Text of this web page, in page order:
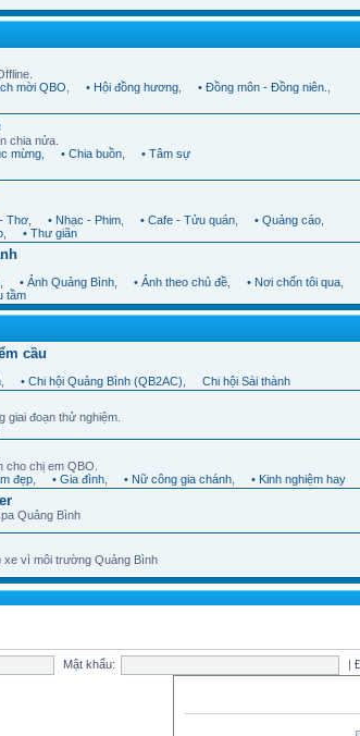
mời QBO • Hội đồng hương • Đồng môn - Đồng niên.
chia nửa.
mừng • Chia buồn • Tâm sự
Thơ • Nhạc - Phim • Cafe - Tửu quán • Quảng cáo
• Thư giãn
• Ảnh Quảng Bình • Ảnh theo chủ đề • Nơi chốn tôi qua
tầm
cầu
• Chi hội Quảng Bình (QB2AC) Chi hội Sài thành
giai đoạn thử nghiệm.
cho chị em QBO.
đẹp • Gia đình • Nữ công gia chánh • Kinh nghiệm hay
Quảng Bình
xe vì môi trường Quảng Bình
Mật khẩu: |